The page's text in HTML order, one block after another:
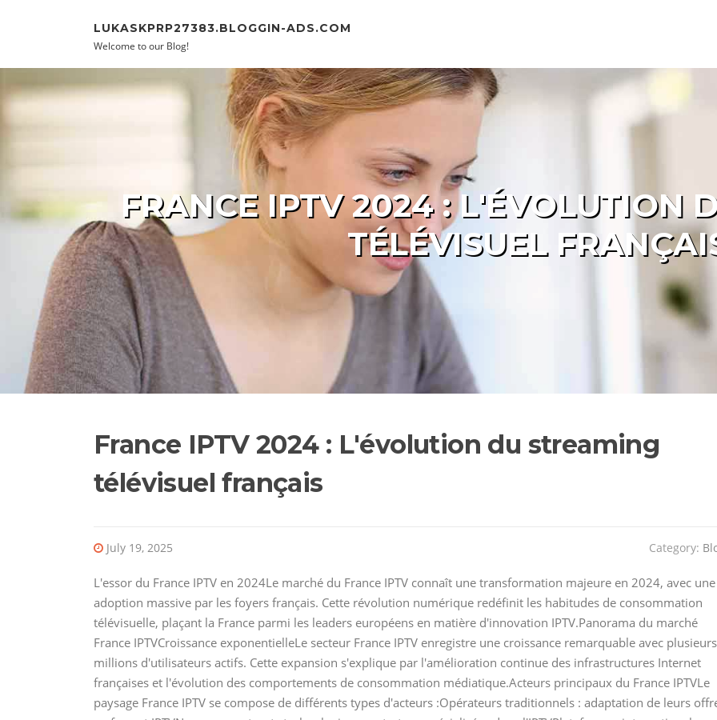
LUKASKPRP27383.BLOGGIN-ADS.COM
Welcome to our Blog!
FRANCE IPTV 2024 : L'ÉVOLUTION
TÉLÉVISUEL
France IPTV 2024 : L'évolution du streaming
télévisuel français
July 19, 2025 Category:
L'essor du France IPTV en 2024Le marché du France IPTV connaît une transformation majeure en 2024, avec une
adoption massive par les foyers français. Cette révolution numérique redéfinit les habitudes de consommation
télévisuelle, plaçant la France parmi les leaders européens en matière d'innovation IPTV.Panorama du marché
France IPTVCroissance exponentielleLe secteur France IPTV enregistre une croissance remarquable avec plusieurs
millions d'utilisateurs actifs. Cette expansion s'explique par l'amélioration continue des infrastructures Internet
françaises et l'évolution des comportements de consommation médiatique.Acteurs principaux du France IPTVLe
paysage France IPTV se compose de différents types d'acteurs :Opérateurs traditionnels : adaptation de leurs